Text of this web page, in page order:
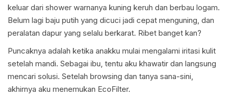
keluar dari shower warnanya kuning keruh dan berbau logam.
Belum lagi baju putih yang dicuci jadi cepat menguning, dan
peralatan dapur yang selalu berkarat. Ribet banget kan?
Puncaknya adalah ketika anakku mulai mengalami iritasi kulit
setelah mandi. Sebagai ibu, tentu aku khawatir dan langsung
mencari solusi. Setelah browsing dan tanya sana-sini,
akhirnya aku menemukan EcoFilter.